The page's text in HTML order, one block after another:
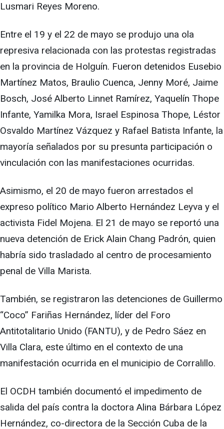
Lusmari Reyes Moreno.
Entre el 19 y el 22 de mayo se produjo una ola
represiva relacionada con las protestas registradas
en la provincia de Holguín. Fueron detenidos Eusebio
Martínez Matos, Braulio Cuenca, Jenny Moré, Jaime
Bosch, José Alberto Linnet Ramírez, Yaquelín Thope
Infante, Yamilka Mora, Israel Espinosa Thope, Léstor
Osvaldo Martínez Vázquez y Rafael Batista Infante, la
mayoría señalados por su presunta participación o
vinculación con las manifestaciones ocurridas.
Asimismo, el 20 de mayo fueron arrestados el
expreso político Mario Alberto Hernández Leyva y el
activista Fidel Mojena. El 21 de mayo se reportó una
nueva detención de Erick Alain Chang Padrón, quien
habría sido trasladado al centro de procesamiento
penal de Villa Marista.
También, se registraron las detenciones de Guillermo
“Coco” Fariñas Hernández, líder del Foro
Antitotalitario Unido (FANTU), y de Pedro Sáez en
Villa Clara, este último en el contexto de una
manifestación ocurrida en el municipio de Corralillo.
El OCDH también documentó el impedimento de
salida del país contra la doctora Alina Bárbara López
Hernández, co-directora de la Sección Cuba de la